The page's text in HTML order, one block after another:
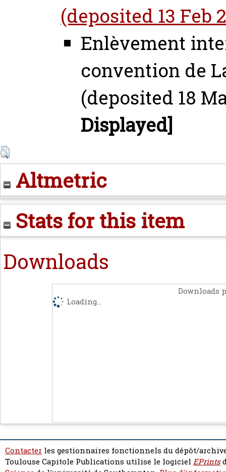
(deposited 13 Feb
Enlèvement
convention de
(deposited 18
Displayed]
Altmetric
Stats for this item
Downloads
Downloads
Loading...
Contacter les gestionnaires fonctionnels du dépôt/
Toulouse Capitole Publications utilise le logiciel EPrints